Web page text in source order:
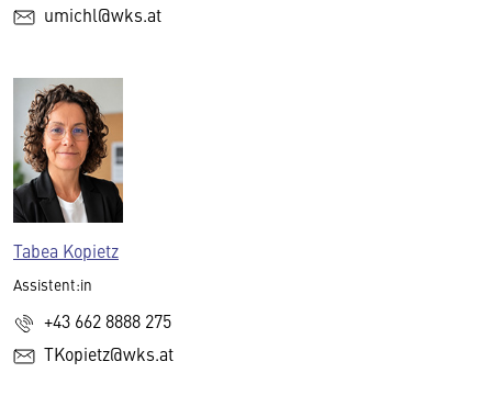
umichl@wks.at
Tabea Kopietz
Assistent:in
+43 662 8888 275
TKopietz@wks.at